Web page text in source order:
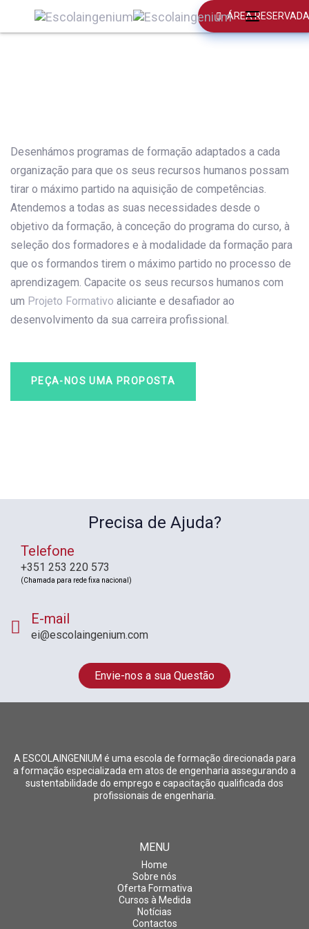
Toggle
navigation
ÁREA RESERVADA
Desenhámos programas de formação adaptados a cada
organização para que os seus recursos humanos possam
tirar o máximo partido na aquisição de competências.
Atendemos a todas as suas necessidades desde o
objetivo da formação, à conceção do programa do curso, à
seleção dos formadores e à modalidade da formação para
que os formandos tirem o máximo partido no processo de
aprendizagem. Capacite os seus recursos humanos com
um Projeto Formativo aliciante e desafiador ao
desenvolvimento da sua carreira profissional.
PEÇA-NOS UMA PROPOSTA
Precisa de Ajuda?
Telefone
+351 253 220 573
(Chamada para rede fixa nacional)
E-mail
ei@escolaingenium.com
Envie-nos a sua Questão
A ESCOLAINGENIUM é uma escola de formação direcionada para
a formação especializada em atos de engenharia assegurando a
sustentabilidade do emprego e capacitação qualificada dos
profissionais de engenharia.
MENU
Home
Sobre nós
Oferta Formativa
Cursos à Medida
Notícias
Contactos